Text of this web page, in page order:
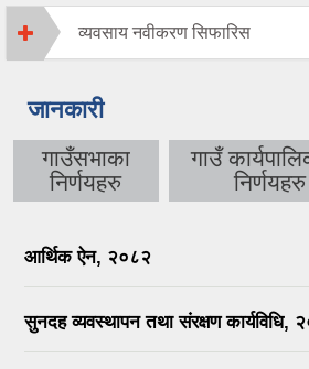
व्यवसाय नवीकरण सिफारिस
जानकारी
गाउँसभाका
निर्णयहरु
गाउँ
निर्णयहरु
आर्थिक ऐन, २०८२
सुनदह व्यवस्थापन तथा संरक्षण कार्यविधि,